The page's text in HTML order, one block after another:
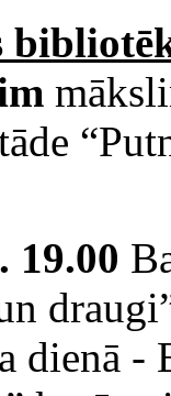
19.00
dienā